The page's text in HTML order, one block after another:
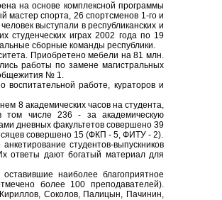
на основе комплексной программы
мастер спорта, 26 спортсменов 1-го и
выступали в республиканских и
студенческих играх 2002 года по 19
сборные команды республики.
Приобретено мебели на 81 млн.
работы по замене магистральных
№ 1.
работе, кураторов и
8 академических часов на студента,
том числе 236 - за академическую
дневных факультетов совершено 39
совершено 15 (ФКП - 5, ФИТУ - 2).
студентов-выпускников
ответы дают богатый материал для
наиболее благоприятное
более 100 преподавателей).
Кириллов, Соколов, Палицын, Пачинин,